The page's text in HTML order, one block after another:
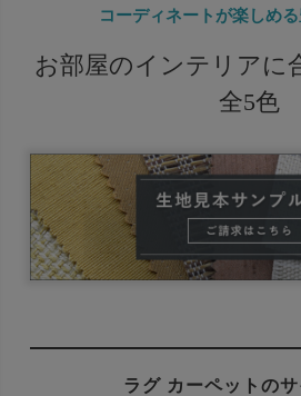
コーディネートが楽しめ
お部屋のインテリアに
全5色
ラグ カーペットの